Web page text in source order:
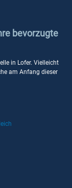
bevorzugte
in Lofer. Vielleicht
am Anfang dieser